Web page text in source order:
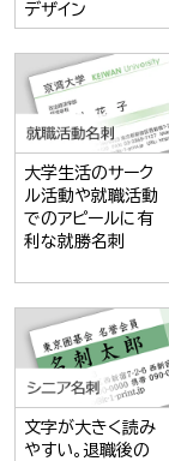
デザイン
大学生活のサーク
ル活動や就職活動
でのアピールに有
利な就勝名刺
文字が大きく読み
やすい。退職後の